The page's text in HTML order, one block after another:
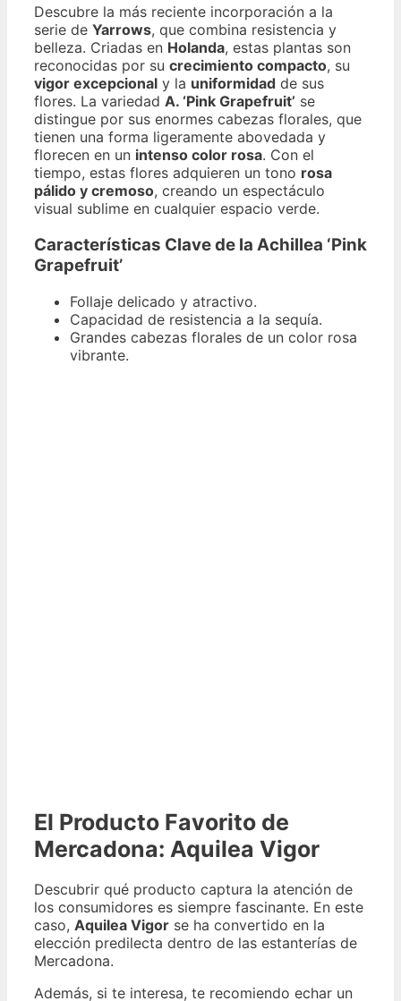
Descubre la más reciente incorporación a la
serie de Yarrows, que combina resistencia y
belleza. Criadas en Holanda, estas plantas son
reconocidas por su crecimiento compacto, su
vigor excepcional y la uniformidad de sus
flores. La variedad A. ‘Pink Grapefruit’ se
distingue por sus enormes cabezas florales, que
tienen una forma ligeramente abovedada y
florecen en un intenso color rosa. Con el
tiempo, estas flores adquieren un tono rosa
pálido y cremoso, creando un espectáculo
visual sublime en cualquier espacio verde.
Características Clave de la Achillea ‘Pink
Grapefruit’
Follaje delicado y atractivo.
Capacidad de resistencia a la sequía.
Grandes cabezas florales de un color rosa
vibrante.
El Producto Favorito de
Mercadona: Aquilea Vigor
Descubrir qué producto captura la atención de
los consumidores es siempre fascinante. En este
caso, Aquilea Vigor se ha convertido en la
elección predilecta dentro de las estanterías de
Mercadona.
Además, si te interesa, te recomiendo echar un